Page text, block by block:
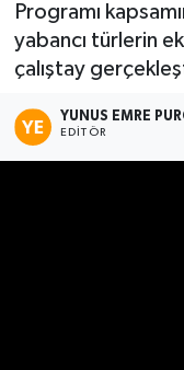
Programı
yabancı türlerin
çalıştay
YUNUS EMRE
EDITÖR
Eğitim
Sağlık
Yemek
Tüm
Son Dakika
Haber Arşivi